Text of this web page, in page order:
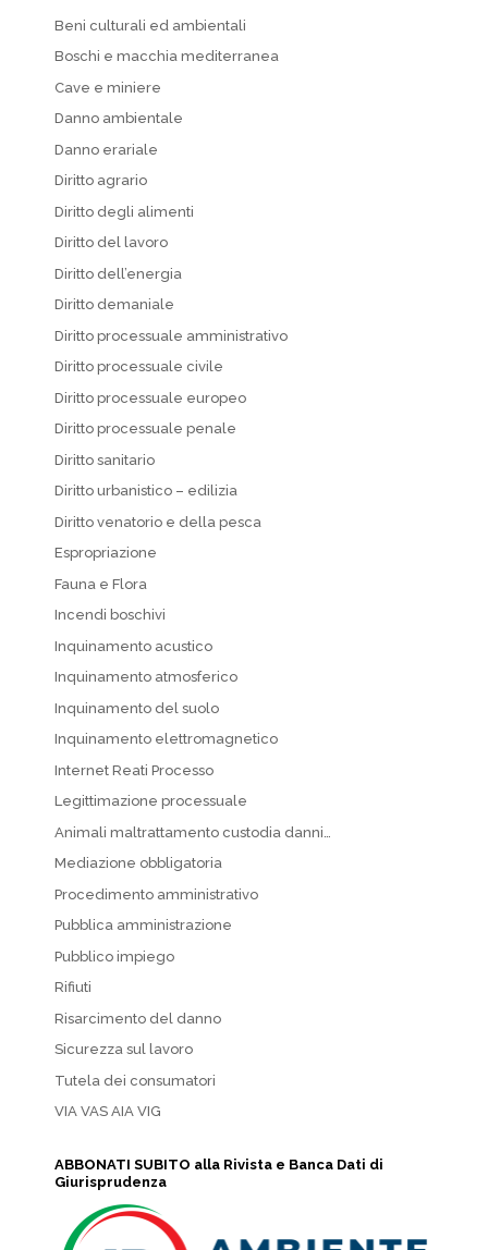
Beni culturali ed ambientali
Boschi e macchia mediterranea
Cave e miniere
Danno ambientale
Danno erariale
Diritto agrario
Diritto degli alimenti
Diritto del lavoro
Diritto dell’energia
Diritto demaniale
Diritto processuale amministrativo
Diritto processuale civile
Diritto processuale europeo
Diritto processuale penale
Diritto sanitario
Diritto urbanistico – edilizia
Diritto venatorio e della pesca
Espropriazione
Fauna e Flora
Incendi boschivi
Inquinamento acustico
Inquinamento atmosferico
Inquinamento del suolo
Inquinamento elettromagnetico
Internet Reati Processo
Legittimazione processuale
Animali maltrattamento custodia danni…
Mediazione obbligatoria
Procedimento amministrativo
Pubblica amministrazione
Pubblico impiego
Rifiuti
Risarcimento del danno
Sicurezza sul lavoro
Tutela dei consumatori
VIA VAS AIA VIG
ABBONATI SUBITO alla Rivista e Banca Dati di
Giurisprudenza